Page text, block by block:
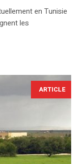
en Tunisie
les
ARTICLE